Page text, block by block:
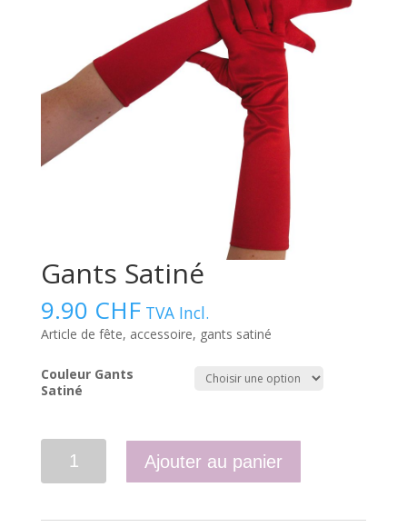
Gants Satiné
9.90 CHF TVA Incl.
Article de fête, accessoire, gants satiné
Couleur Gants
Satiné
Ajouter au panier